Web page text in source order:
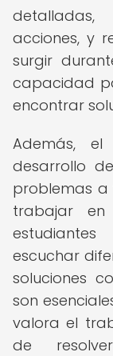
acciones, y
surgir
capacidad
encontrar
Además, el
desarrollo
problemas a
trabajar en
escuchar
soluciones
son
valora el
de